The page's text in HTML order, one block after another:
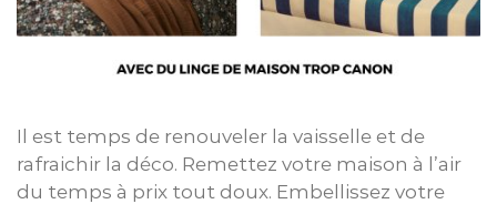
Il est temps de renouveler la vaisselle et de
rafraichir la déco. Remettez votre maison à l’air
du temps à prix tout doux. Embellissez votre